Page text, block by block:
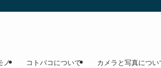
ノ コトバコについて カメラと写真につい